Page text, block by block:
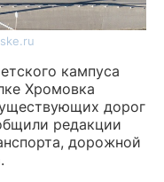
кампуса
Хромовка
дорог
редакции
дорожной